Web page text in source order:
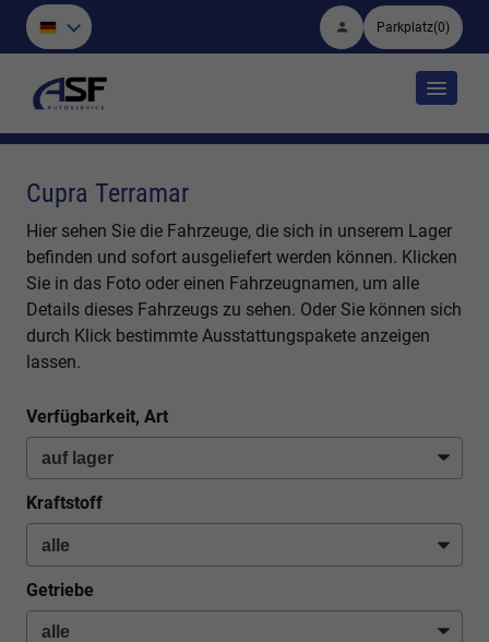
Parkplatz(0)
Cupra Terramar
Hier sehen Sie die Fahrzeuge, die sich in unserem Lager
befinden und sofort ausgeliefert werden können. Klicken
Sie in das Foto oder einen Fahrzeugnamen, um alle
Details dieses Fahrzeugs zu sehen. Oder Sie können sich
durch Klick bestimmte Ausstattungspakete anzeigen
lassen.
Verfügbarkeit, Art
Kraftstoff
Getriebe